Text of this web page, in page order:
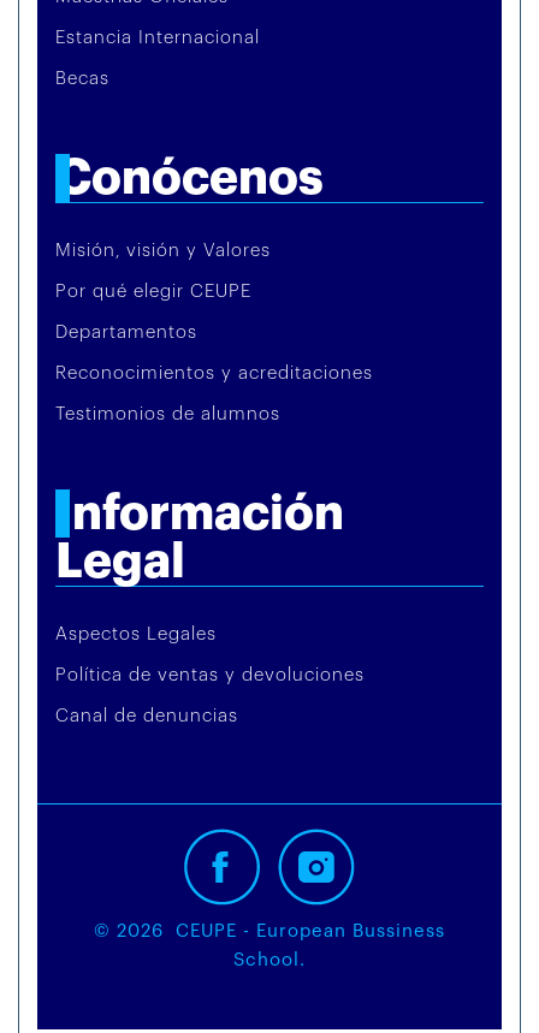
Estancia Internacional
Becas
Conócenos
Misión, visión y Valores
Por qué elegir CEUPE
Departamentos
Reconocimientos y acreditaciones
Testimonios de alumnos
Información
Legal
Aspectos Legales
Política de ventas y devoluciones
Canal de denuncias
© 2026
CEUPE - European Bussiness
School.